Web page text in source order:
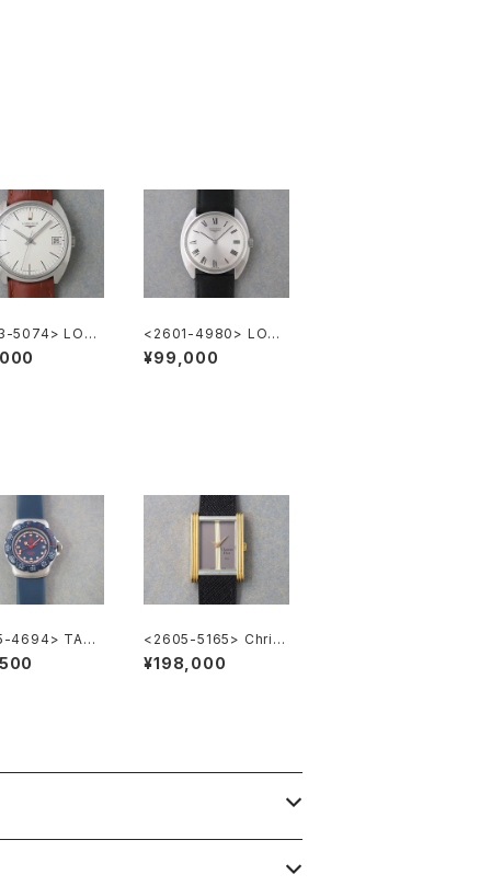
5074> LON
GINES "Cal.285"
<2601-4980> LON
GINES
¥99,000
4694> TAG
FORMULA1
<2605-5165> Christ
ian Dior
¥198,000